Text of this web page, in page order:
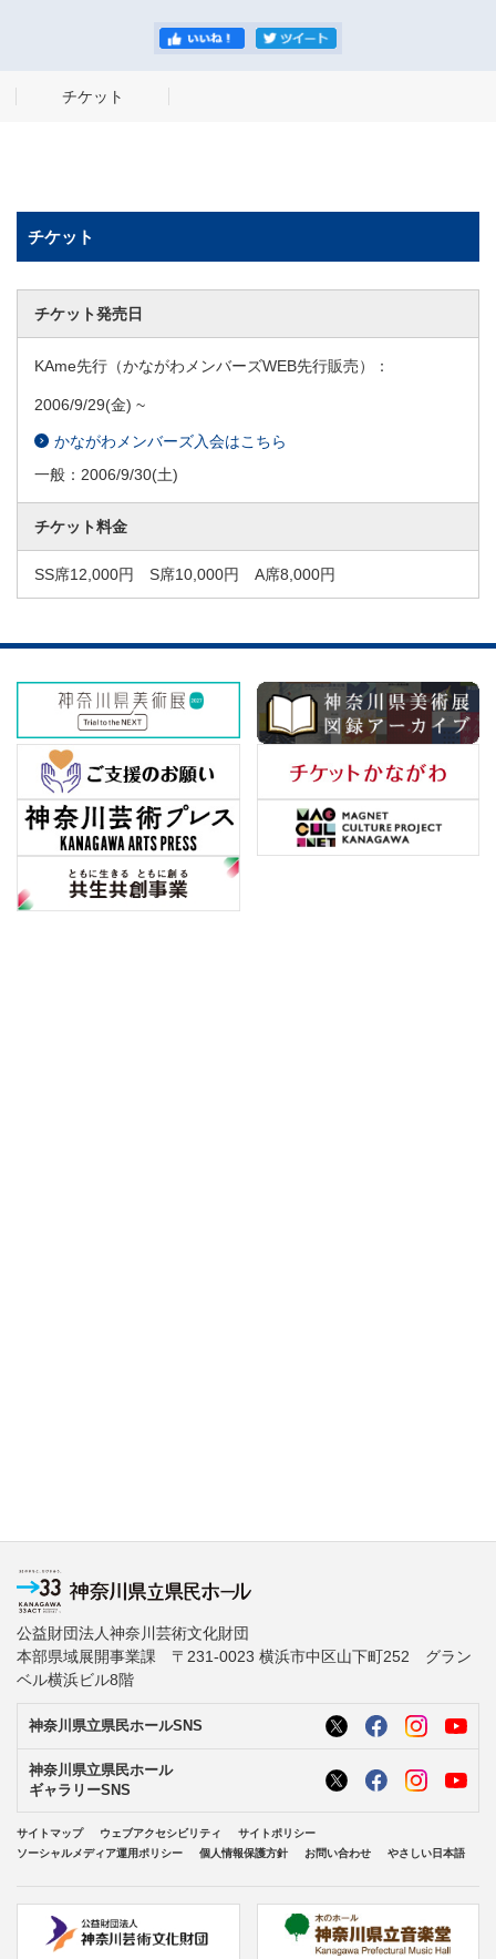
チケット
チケット
チケット発売日
KAme先行（かながわメンバーズWEB先行販売）：
2006/9/29(金) ~
かながわメンバーズ入会はこちら
一般： 2006/9/30(土)
チケット料金
SS席12,000円 S席10,000円 A席8,000円
公益財団法人神奈川芸術文化財団
本部県域展開事業課 〒231-0023 横浜市中区山下町252 グラン
ベル横浜ビル8階
神奈川県立県民ホールSNS
神奈川県立県民ホール
ギャラリーSNS
サイトマップ ウェブアクセシビリティ
サイトポリシー
ソーシャルメディア運用ポリシー
個人情報保護方針 お問い合わせ やさしい日本語